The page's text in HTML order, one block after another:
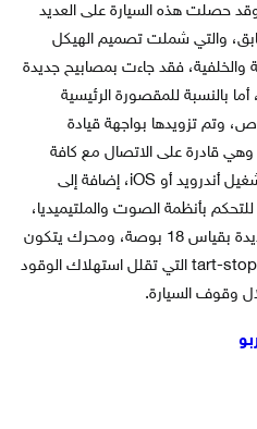
حصلت هذه السيارة على العديد
والتي شملت تصميم الهيكل
والخلفية، فقد جاءت بمصابيح جديدة
بالنسبة للمقصورة الرئيسية
مريحة تتسع 5 أشخاص، وتم تزويدها بواجهة قيادة
قادرة على الاتصال مع كافة
الأجهزة الذكية التي تعمل بنظام تشغيل أندرويد أو iOS، إضافة إلى
بأنظمة الصوت والملتيميديا،
كما حصلت السيارة على عجلات جديدة بقياس 18 بوصة، ومحرك يتكون
من 4 سلندر بسعة 2.4 لتر، وميزة tart-stop التي تقلل استهلاك الوقود
وقوف السيارة.